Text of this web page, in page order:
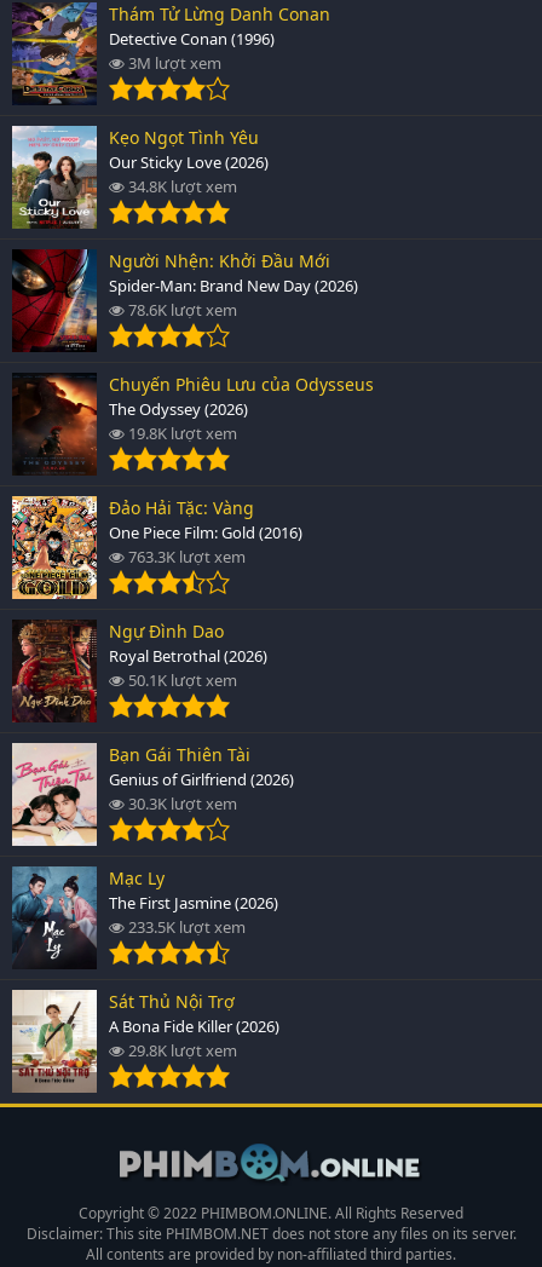
Thám Tử Lừng Danh Conan
Detective Conan (1996)
3M lượt xem
Kẹo Ngọt Tình Yêu
Our Sticky Love (2026)
34.8K lượt xem
Người Nhện: Khởi Đầu Mới
Spider-Man: Brand New Day (2026)
78.6K lượt xem
Chuyến Phiêu Lưu của Odysseus
The Odyssey (2026)
19.8K lượt xem
Đảo Hải Tặc: Vàng
One Piece Film: Gold (2016)
763.3K lượt xem
Ngự Đình Dao
Royal Betrothal (2026)
50.1K lượt xem
Bạn Gái Thiên Tài
Genius of Girlfriend (2026)
30.3K lượt xem
Mạc Ly
The First Jasmine (2026)
233.5K lượt xem
Sát Thủ Nội Trợ
A Bona Fide Killer (2026)
29.8K lượt xem
Copyright © 2022 PHIMBOM.ONLINE. All Rights Reserved
Disclaimer: This site PHIMBOM.NETdoes not store any files on its server.
All contents are provided by non-affiliated third parties.